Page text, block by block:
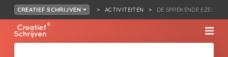
CREATIEF SCHRIJVEN ACTIVITEITEN DE SPREKENDE EZELS